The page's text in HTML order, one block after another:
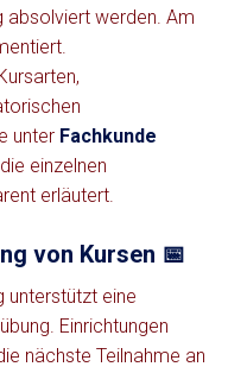
absolviert werden. Am
unter Fachkunde
einzelnen
erläutert.
von Kursen 📅
unterstützt eine
Einrichtungen
nächste Teilnahme an